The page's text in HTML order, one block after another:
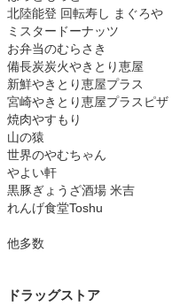
北陸能登 回転寿し まぐろや
ミスタードーナッツ
お弁当のむらさき
備長炭炭火やきとり恵屋
新鮮やきとり恵屋プラス
宮崎やきとり恵屋プラスピザ
焼肉やすもり
山の猿
世界のやむちゃん
やよい軒
黒豚ぎょうざ酒場 米吉
れんげ食堂Toshu
他多数
ドラッグストア